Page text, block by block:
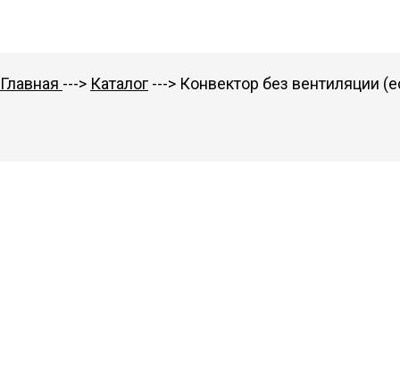
Главная ---> Каталог ---> Конвектор без вентиляции